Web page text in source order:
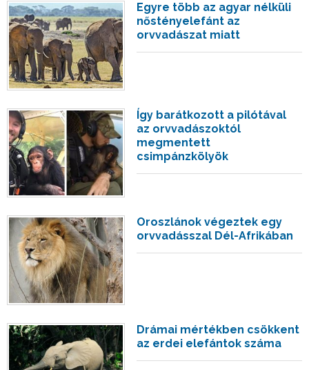
Egyre több az agyar nélküli
nőstényelefánt az
orvvadászat miatt
Így barátkozott a pilótával
az orvvadászoktól
megmentett
csimpánzkölyök
Oroszlánok végeztek egy
orvvadásszal Dél-Afrikában
Drámai mértékben csökkent
az erdei elefántok száma